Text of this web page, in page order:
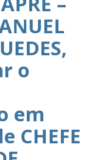
o
em
CHEFE